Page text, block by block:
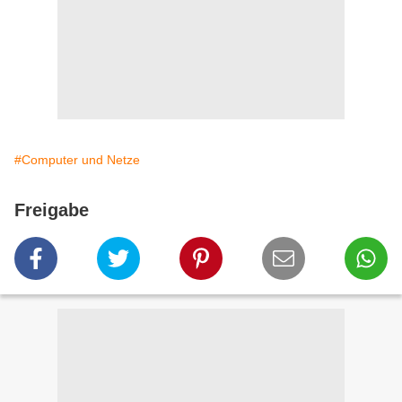
#Computer und Netze
Freigabe